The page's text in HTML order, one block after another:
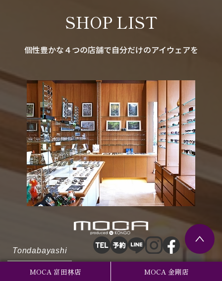
MOCA 富田林店 MOCA 金剛店
SHOP LIST
個性豊かな４つの店舗で自分だけのアイウェアを
Tondabayashi
富田林店